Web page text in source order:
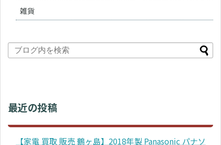
雑貨
最近の投稿
【家電 買取 販売 鶴ヶ島】2018年製 Panasonic パナソ